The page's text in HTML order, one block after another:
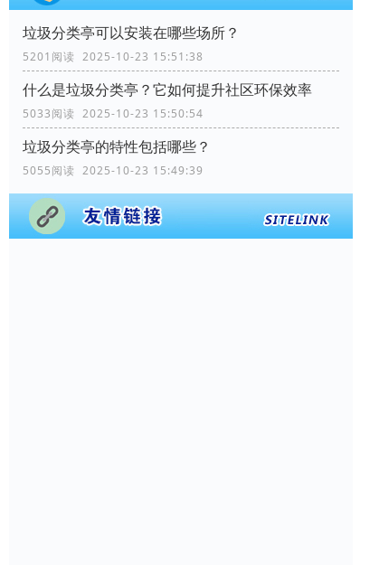
垃圾分类亭可以安装在哪些场所？
5201阅读 2025-10-23 15:51:38
什么是垃圾分类亭？它如何提升社区环保效率
5033阅读 2025-10-23 15:50:54
垃圾分类亭的特性包括哪些？
5055阅读 2025-10-23 15:49:39